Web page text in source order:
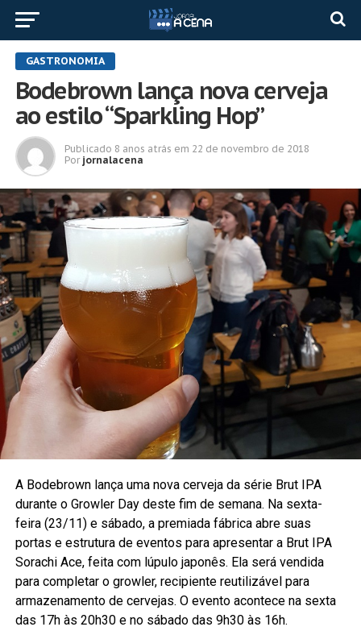
GASTRONOMIA
Bodebrown lança nova cerveja
ao estilo “Sparkling Hop”
Publicado 8 anos atrás em 22 de novembro de 2018
Por jornalacena
A Bodebrown lança uma nova cerveja da série Brut IPA
durante o Growler Day deste fim de semana. Na sexta-
feira (23/11) e sábado, a premiada fábrica abre suas
portas e estrutura de eventos para apresentar a Brut IPA
Sorachi Ace, feita com lúpulo japonês. Ela será vendida
para completar o growler, recipiente reutilizável para
armazenamento de cervejas. O evento acontece na sexta
das 17h às 20h30 e no sábado das 9h30 às 16h.